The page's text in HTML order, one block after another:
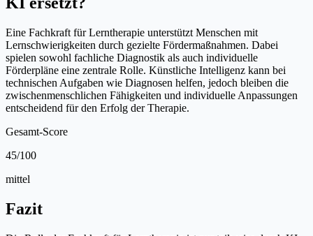
Eine Fachkraft für Lerntherapie unterstützt Menschen mit
Lernschwierigkeiten durch gezielte Fördermaßnahmen. Dabei
spielen sowohl fachliche Diagnostik als auch individuelle
Förderpläne eine zentrale Rolle. Künstliche Intelligenz kann bei
technischen Aufgaben wie Diagnosen helfen, jedoch bleiben die
zwischenmenschlichen Fähigkeiten und individuelle Anpassungen
entscheidend für den Erfolg der Therapie.
Gesamt-Score
45/100
mittel
Fazit